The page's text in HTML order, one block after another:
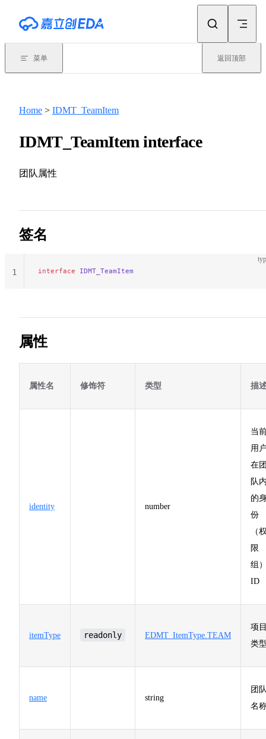
菜单 返回顶部
Home > IDMT_TeamItem
IDMT_TeamItem interface
团队属性
签名
interface IDMT_TeamItem
1
属性
属性名 修饰符 类型 描
identity number
当
用
在
队
的
份
（
限
组
ID
itemType readonly EDMT_ItemType.TEAM
项
类
name string
团
名